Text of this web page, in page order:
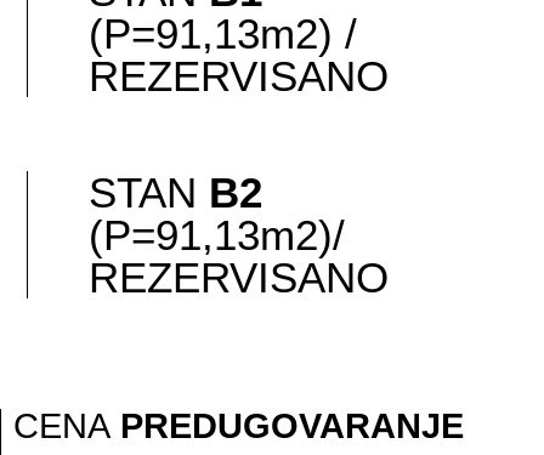
(P=91,13m2) /
REZERVISANO
STAN B2
(P=91,13m2)/
REZERVISANO
CENA PREDUGOVARANJE